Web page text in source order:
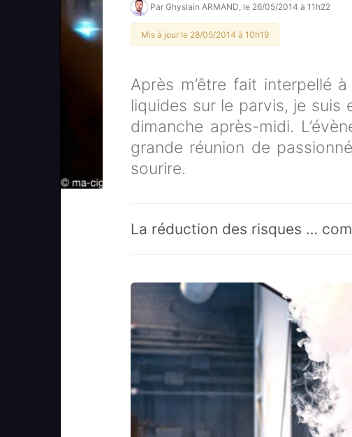
Par Ghyslain ARMAND , le 26/05/2014 à 11h22
Mis à jour le 28/05/2014 à 10h19
Après m’être fait interpellé
liquides sur le parvis, je suis
dimanche après-midi.
grande réunion de
sourire.
La réduction des risques …